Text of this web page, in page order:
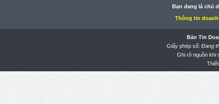
Bạn đang là chủ
Thông tin
Bản Tin
Giấy phép số: Đang
Ghi rõ nguồn khi